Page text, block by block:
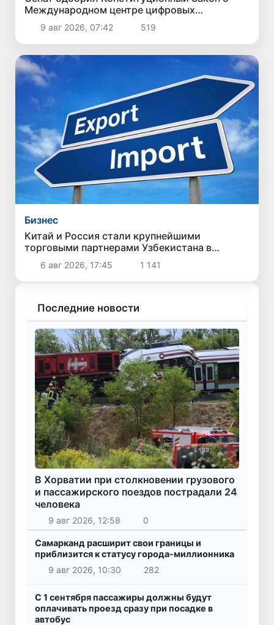
Международном центре цифровых
технологий «Enterprise Uzbekistan»
9 авг 2026, 07:42 519
Бизнес
Китай и Россия стали крупнейшими
торговыми партнерами Узбекистана в
первом полугодии 2026 года
6 авг 2026, 17:45 1 141
Последние новости
В Хорватии при столкновении грузового
и пассажирского поездов пострадали 24
человека
9 авг 2026, 12:58 0
Самарканд расширит свои границы и
приблизится к статусу города-миллионника
9 авг 2026, 10:30
282
С 1 сентября пассажиры должны будут
оплачивать проезд сразу при посадке в
автобус